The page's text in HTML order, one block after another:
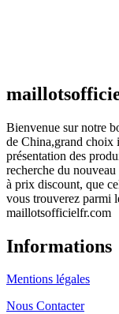
Bienvenue sur notre
de China,grand choix
présentation des
recherche du
à prix discount, que
vous trouverez parmi
maillotsofficielfr.com
Informations
Mentions légales
Nous Contacter